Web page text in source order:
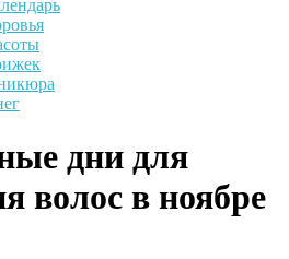
дни для
волос в ноябре